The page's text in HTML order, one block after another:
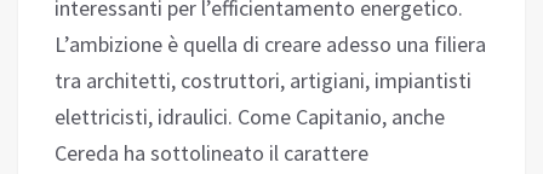
interessanti per l’efficientamento energetico.
L’ambizione è quella di creare adesso una filiera
tra architetti, costruttori, artigiani, impiantisti
elettricisti, idraulici. Come Capitanio, anche
Cereda ha sottolineato il carattere